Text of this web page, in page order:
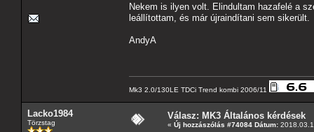
Nekem is ilyen volt. Elindultam hazafelé a
leállítottam, és már újraindítani sem sikerült.
AndyA
Mk3 2.0/130LE TDCi Trend kombi 2006/11
Lacko1984
Törzstag
Válasz: MK3 Általános kérdések
« Új hozzászólás #74084 Dátum: